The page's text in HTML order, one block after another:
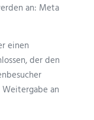
an: Meta
einen
der den
an